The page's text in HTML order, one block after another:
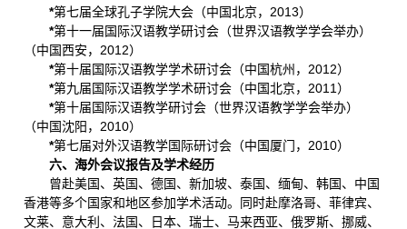
*第七届全球孔子学院大会（中国北京，2013）
*第十一届国际汉语教学研讨会（世界汉语教学学会举办）
（中国西安，2012）
*第十届国际汉语教学学术研讨会（中国杭州，2012）
*第九届国际汉语教学学术研讨会（中国北京，2011）
*第十届国际汉语教学研讨会（世界汉语教学学会举办）
（中国沈阳，2010）
*第七届对外汉语教学国际研讨会（中国厦门，2010）
六、海外会议报告及学术经历
曾赴美国、英国、德国、新加坡、泰国、缅甸、韩国、中国
香港等多个国家和地区参加学术活动。同时赴摩洛哥、菲律宾、
文莱、意大利、法国、日本、瑞士、马来西亚、俄罗斯、挪威、